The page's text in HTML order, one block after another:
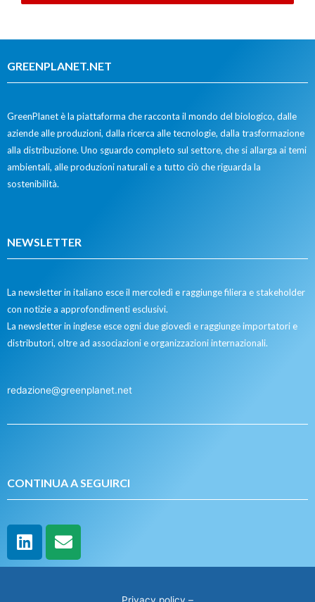
GREENPLANET.NET
GreenPlanet è la piattaforma che racconta il mondo del biologico, dalle
aziende alle produzioni, dalla ricerca alle tecnologie, dalla trasformazione
alla distribuzione. Uno sguardo completo sul settore, che si allarga ai temi
ambientali, alle produzioni naturali e a tutto ciò che riguarda la
sostenibilità.
NEWSLETTER
La newsletter in italiano esce il mercoledì e raggiunge filiera e stakeholder
con notizie a approfondimenti esclusivi.
La newsletter in inglese esce ogni due giovedì e raggiunge importatori e
distributori, oltre ad associazioni e organizzazioni internazionali.
redazione@greenplanet.net
CONTINUA A SEGUIRCI
Privacy policy –